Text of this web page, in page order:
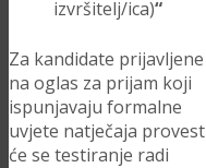
izvršitelj/ica)“
Za kandidate prijavljene
na oglas za prijam koji
ispunjavaju formalne
uvjete natječaja provest
će se testiranje radi